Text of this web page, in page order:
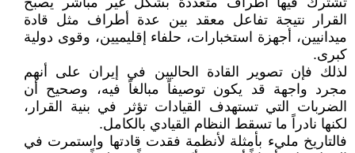
القرار نتيجة تفاعل معقد بين عدة أطراف مثل قادة
ميدانيين، أجهزة استخبارات، حلفاء إقليميين، وقوى دولية
كبرى.
لذلك فإن تصوير القادة الحاليين في إيران على أنهم
مجرد واجهة قد يكون توصيفاً مبالغاً فيه، وصحيح أن
الضربات التي تستهدف القيادات تؤثر في بنية القرار،
لكنها نادراً ما تسقط النظام القيادي بالكامل.
فالتاريخ مليء بأمثلة لأنظمة فقدت قادتها واستمرت في